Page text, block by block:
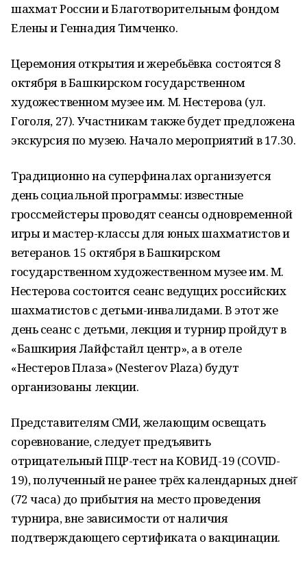
шахмат России и Благотворительным фондом
Елены и Геннадия Тимченко.
Церемония открытия и жеребьёвка состоятся 8
октября в Башкирском государственном
художественном музее им. М. Нестерова (ул.
Гоголя, 27). Участникам также будет предложена
экскурсия по музею. Начало мероприятий в 17.30.
Традиционно на суперфиналах организуется
день социальной программы: известные
гроссмейстеры проводят сеансы одновременной
игры и мастер-классы для юных шахматистов и
ветеранов. 15 октября в Башкирском
государственном художественном музее им. М.
Нестерова состоится сеанс ведущих российских
шахматистов с детьми-инвалидами. В этот же
день сеанс с детьми, лекция и турнир пройдут в
«Башкирия Лайфстайл центр», а в отеле
«Нестеров Плаза» (Nesterov Plaza) будут
организованы лекции.
Представителям СМИ, желающим освещать
соревнование, следует предъявить
отрицательный ПЦР-тест на КОВИД-19 (COVID-
19), полученный не ранее трёх календарных дней̆
(72 часа) до прибытия на место проведения
турнира, вне зависимости от наличия
подтверждающего сертификата о вакцинации.